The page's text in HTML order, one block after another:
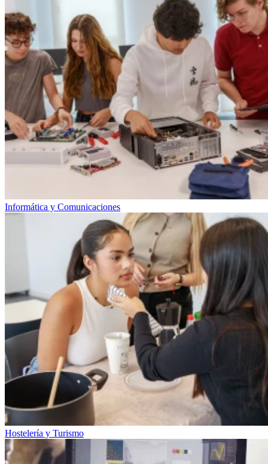
Informática y Comunicaciones
Hostelería y Turismo